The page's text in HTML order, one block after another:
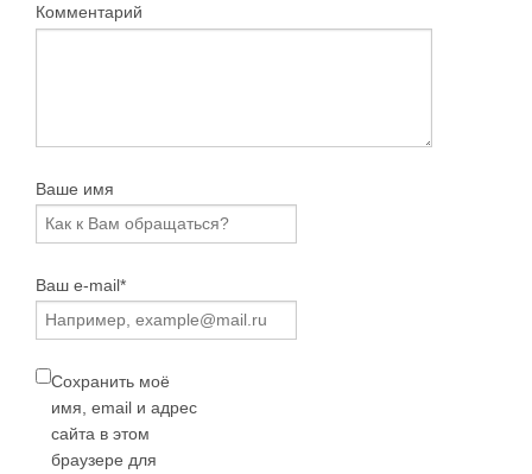
Комментарий
Ваше имя
Ваш e-mail*
Сохранить моё
имя, email и адрес
сайта в этом
браузере для